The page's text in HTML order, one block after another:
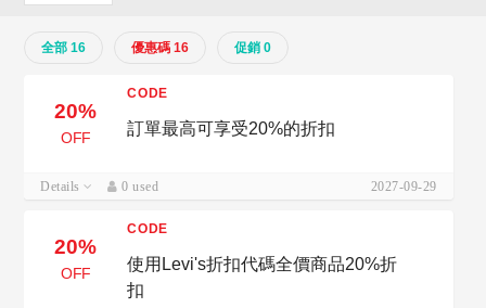
全部 16 優惠碼 16 促銷 0
20%
OFF
CODE
訂單最高可享受20%的折扣
Details 0 used 2027-09-29
20%
OFF
CODE
使用Levi's折扣代碼全價商品20%折
扣